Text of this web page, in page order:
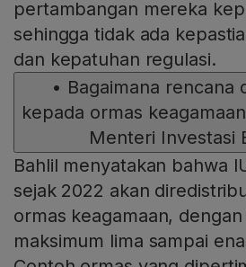
pertambangan mereka
sehingga tidak ada
dan kepatuhan regulasi.
• Bagaimana rencana
kepada ormas
Menteri Investasi
Bahlil menyatakan bahwa
sejak 2022 akan
ormas keagamaan,
maksimum lima sampai